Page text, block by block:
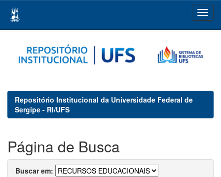
navigation
Repositório Institucional da Universidade Federal de
Sergipe - RI/UFS
Página de Busca
Buscar em: